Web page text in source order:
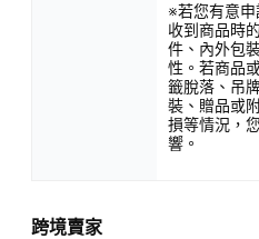
※若您有意申
收到商品時
件、內外包
性。若商品
籤脫落、吊
裝、贈品或
損等情況，
響。
跨境賣家